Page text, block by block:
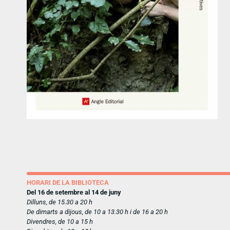
HORARI DE LA BIBLIOTECA
Del 16 de setembre al 14 de juny
Dilluns, de 15.30 a 20 h
De dimarts a dijous, de 10 a 13.30 h i de 16 a 20 h
Divendres, de 10 a 15 h